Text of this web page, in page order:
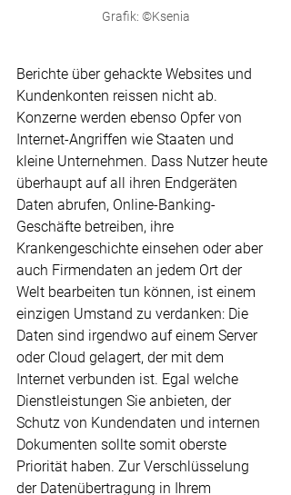
Grafik: ©Ksenia
Berichte über gehackte Websites und
Kundenkonten reissen nicht ab.
Konzerne werden ebenso Opfer von
Internet-Angriffen wie Staaten und
kleine Unternehmen. Dass Nutzer heute
überhaupt auf all ihren Endgeräten
Daten abrufen, Online-Banking-
Geschäfte betreiben, ihre
Krankengeschichte einsehen oder aber
auch Firmendaten an jedem Ort der
Welt bearbeiten tun können, ist einem
einzigen Umstand zu verdanken: Die
Daten sind irgendwo auf einem Server
oder Cloud gelagert, der mit dem
Internet verbunden ist. Egal welche
Dienstleistungen Sie anbieten, der
Schutz von Kundendaten und internen
Dokumenten sollte somit oberste
Priorität haben. Zur Verschlüsselung
der Datenübertragung in Ihrem